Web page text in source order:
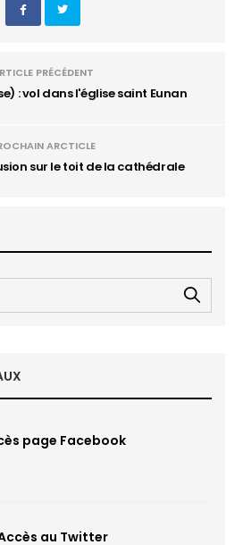
PRÉCÉDENT
: vol dans l'église saint Eunan
ARCTICLE
sur le toit de la cathédrale
page Facebook
au Twitter